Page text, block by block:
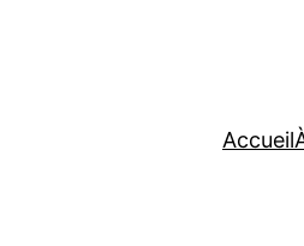
Accueil